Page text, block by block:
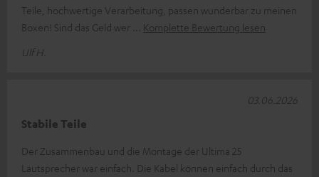
Teile, hochwertige Verarbeitung, passen wunderbar zu meinen
Boxen! Sind das Geld wer
Komplette Bewertung lesen
Ulf H.
Stabile Teile
Der Zusammenbau und die Montage der Ultima 25
Lautsprecher war einfach. Die Kabel können einfach durch das
03.06.2026